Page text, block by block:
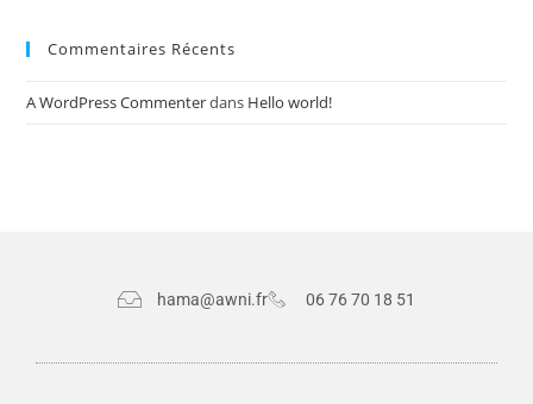
Commentaires Récents
A WordPress Commenterdans Hello world!
hama@awni.fr 06 76 70 18 51